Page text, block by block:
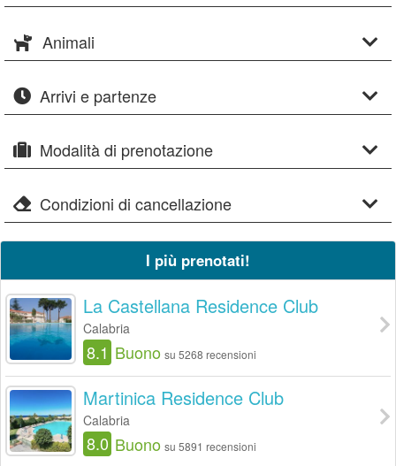
Animali
Arrivi e partenze
Modalità di prenotazione
Condizioni di cancellazione
I più prenotati!
La Castellana Residence Club
Calabria
8.1 Buono su 5268 recensioni
Martinica Residence Club
Calabria
8.0 Buono su 5891 recensioni